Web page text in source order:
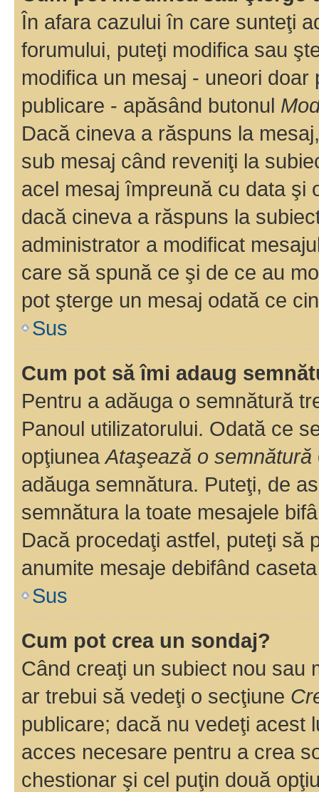
În afara cazului în care sunteţi
forumului, puteţi modifica sau
modifica un mesaj - uneori
publicare - apăsând butonul
Dacă cineva a răspuns la
sub mesaj când reveniţi la
acel mesaj împreună cu data şi
dacă cineva a răspuns la
administrator a modificat
care să spună ce şi de ce au
pot şterge un mesaj odată ce
Sus
Cum pot să îmi adaug
Pentru a adăuga o semnătură
Panoul utilizatorului. Odată ce
opţiunea Ataşează o semnătură
adăuga semnătura. Puteţi, de
semnătura la toate mesajele
Dacă procedaţi astfel, puteţi să
anumite mesaje debifând
Sus
Cum pot crea un sondaj?
Când creaţi un subiect nou sau
ar trebui să vedeţi o secţiune
publicare; dacă nu vedeţi acest
acces necesare pentru a crea
chestionar şi cel puţin două